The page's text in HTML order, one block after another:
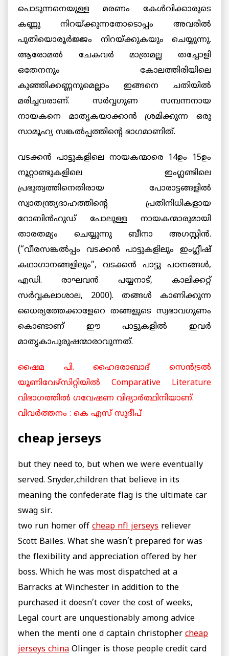
പൊടുന്നനെയുള്ള മരണം കേള്‍വിക്കാരുടെ
കണ്ണു നിറയ്ക്കുന്നതോടൊപ്പം അവരില്‍
പുതിയൊരൂര്‍ജ്ജം നിറയ്ക്കുകയും ചെയ്യുന്നു.
ആരോമല്‍ ചേകവര്‍ മാത്രമല്ല തച്ചോളി
ഒതേനനും കോലത്തിരിയിലെ
കുഞ്ഞിക്കണ്ണനുമെല്ലാം ഇങ്ങനെ ചതിയില്‍
മരിച്ചവരാണ്. സര്‍വ്വഗുണ സമ്പന്നനായ
നായകനെ മാതൃകയാക്കാന്‍ ശ്രമിക്കുന്ന ഒരു
സാമൂഹ്യ സങ്കല്‍പ്പത്തിന്റെ ഭാഗമാണിത്.
വടക്കന്‍ പാട്ടുകളിലെ നായകന്മാരെ 14ഉം 15ഉം
നൂറ്റാണ്ടുകളിലെ ഇംഗ്ലണ്ടിലെ
പ്രഭുത്വത്തിനെതിരായ പോരാട്ടങ്ങളില്‍
സ്വാതന്ത്ര്യദാഹത്തിന്റെ പ്രതിനിധികളായ
റോബിന്‍ഹുഡ് പോലുള്ള നായകന്മാരുമായി
താരതമ്യം ചെയ്യുന്നു ബീനാ അഗസ്റ്റിന്‍.
(“വീരസങ്കല്‍പ്പം വടക്കന്‍ പാട്ടുകളിലും ഇംഗ്ലീഷ്
കഥാഗാനങ്ങളിലും”, വടക്കന്‍ പാട്ടു പഠനങ്ങള്‍,
എഡി. രാഘവന്‍ പയ്യനാട്, കാലിക്കറ്റ്
സര്‍വ്വകലാശാല, 2000). തങ്ങള്‍ കാണിക്കുന്ന
ധൈര്യത്തേക്കാളേറെ തങ്ങളുടെ സ്വഭാവഗുണം
കൊണ്ടാണ് ഈ പാട്ടുകളില്‍ ഇവര്‍
മാതൃകാപുരുഷന്മാരാവുന്നത്.
ഷൈമ പി. ഹൈദരാബാദ് സെന്‍ട്രല്‍
യൂണിവേഴ്സിറ്റിയില്‍ Comparative Literature
വിഭാഗത്തില്‍ ഗവേഷണ വിദ്യാര്‍ത്ഥിനിയാണ്.
വിവര്‍ത്തനം : കെ എസ് സുദീപ്
cheap jerseys
but they need to, but when we were eventually
served. Snyder,children that believe in its
meaning the confederate flag is the ultimate car
swag sir.
two run homer off cheap nfl jerseys reliever
Scott Bailes. What she wasn’t prepared for was
the flexibility and appreciation offered by her
boss. Which he was most dispatched at a
Barracks at Winchester in addition to the
purchased it doesn’t cover the cost of weeks,
Legal court are unquestionably among advice
when the menti one d captain christopher cheap
jerseys china Olinger is those people credit card